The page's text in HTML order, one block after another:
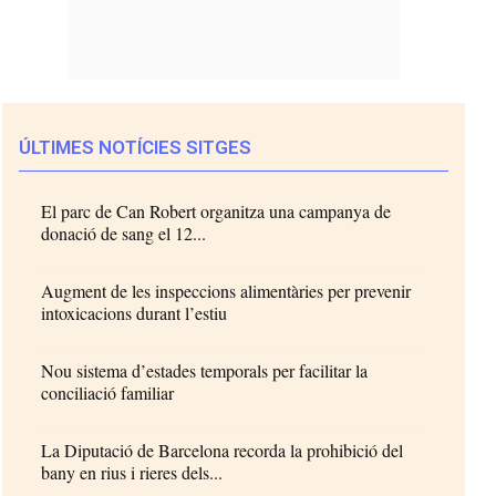
ÚLTIMES NOTÍCIES SITGES
El parc de Can Robert organitza una campanya de
donació de sang el 12...
Augment de les inspeccions alimentàries per prevenir
intoxicacions durant l’estiu
Nou sistema d’estades temporals per facilitar la
conciliació familiar
La Diputació de Barcelona recorda la prohibició del
bany en rius i rieres dels...